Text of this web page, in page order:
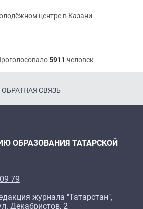
центре в Казани
5911 человек
ОБРАТНАЯ СВЯЗЬ
ОБРАЗОВАНИЯ ТАТАРСКОЙ
79
журнала "Татарстан",
Декабристов, 2